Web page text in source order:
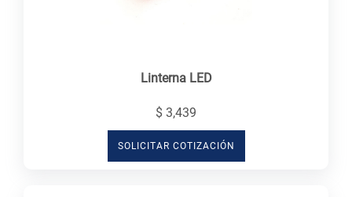
Linterna LED
$ 3,439
SOLICITAR COTIZACIÓN